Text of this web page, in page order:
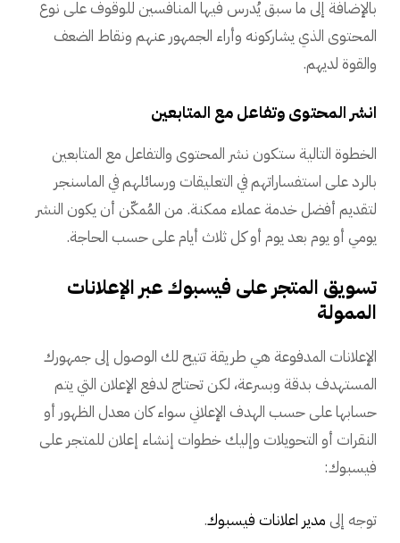
بالإضافة إلى ما سبق يُدرس فيها المنافسين للوقوف على نوع
المحتوى الذي يشاركونه وأراء الجمهور عنهم ونقاط الضعف
والقوة لديهم.
انشر المحتوى وتفاعل مع المتابعين
الخطوة التالية ستكون نشر المحتوى والتفاعل مع المتابعين
بالرد على استفساراتهم في التعليقات ورسائلهم في الماسنجر
لتقديم أفضل خدمة عملاء ممكنة. من المُمكّن أن يكون النشر
يومي أو يوم بعد يوم أو كل ثلاث أيام على حسب الحاجة.
تسويق المتجر على فيسبوك عبر الإعلانات
الممولة
الإعلانات المدفوعة هي طريقة تتيح لك الوصول إلى جمهورك
المستهدف بدقة وبسرعة، لكن تحتاج لدفع الإعلان التي يتم
حسابها على حسب الهدف الإعلاني سواء كان معدل الظهور أو
النقرات أو التحويلات وإليك خطوات إنشاء إعلان للمتجر على
فيسبوك:
توجه إلى مدير اعلانات فيسبوك.